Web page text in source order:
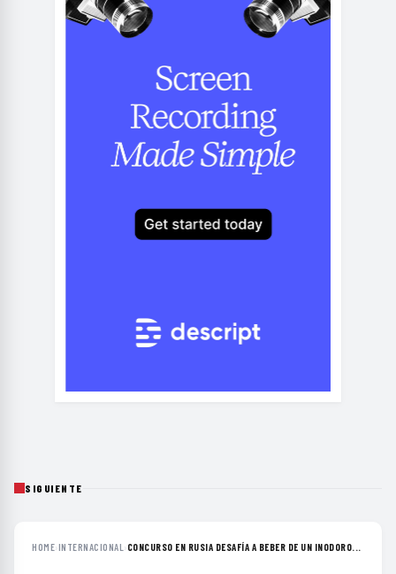
SIGUIENTE
HOME›INTERNACIONAL › CONCURSO EN RUSIA DESAFÍA A BEBER DE UN INODORO...